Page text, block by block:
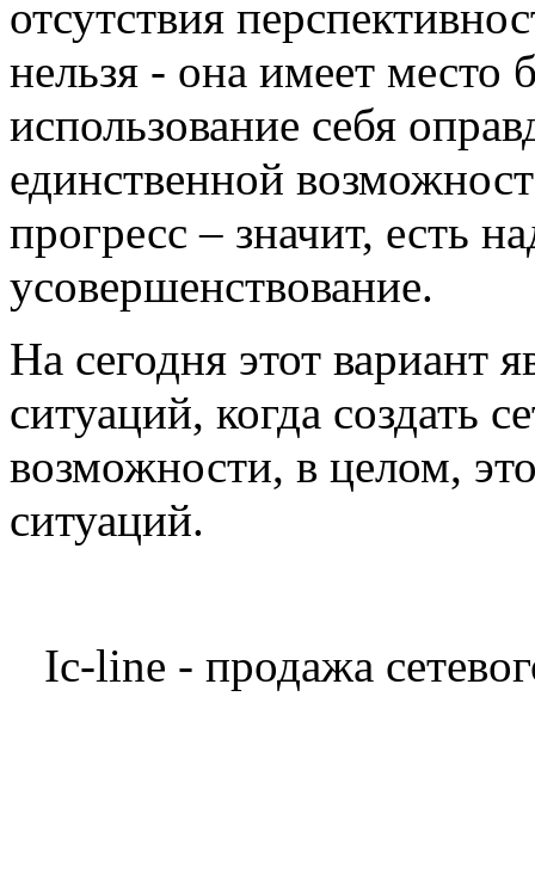
отсутствия
нельзя - она имеет место
использование себя
единственной
прогресс – значит, есть
усовершенствование.
На сегодня этот вариант
ситуаций, когда создать
возможности, в целом,
ситуаций.
Ic-line - продажа